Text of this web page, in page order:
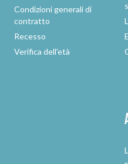
Condizioni generali di
contratto
Recesso
Verifica dell'età